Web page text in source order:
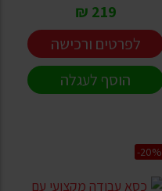
219 ₪
לפרטים ורכישה
הוסף לעגלה
-20%